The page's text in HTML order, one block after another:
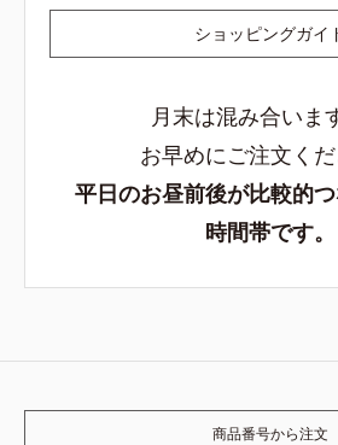
ショッピングガイ
月末は混み合いま
お早めにご注文くだ
平日のお昼前後が比較的
時間帯です。
商品番号から注文